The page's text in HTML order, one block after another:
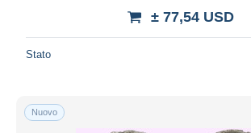
± 77,54 USD
Stato
Nuovo